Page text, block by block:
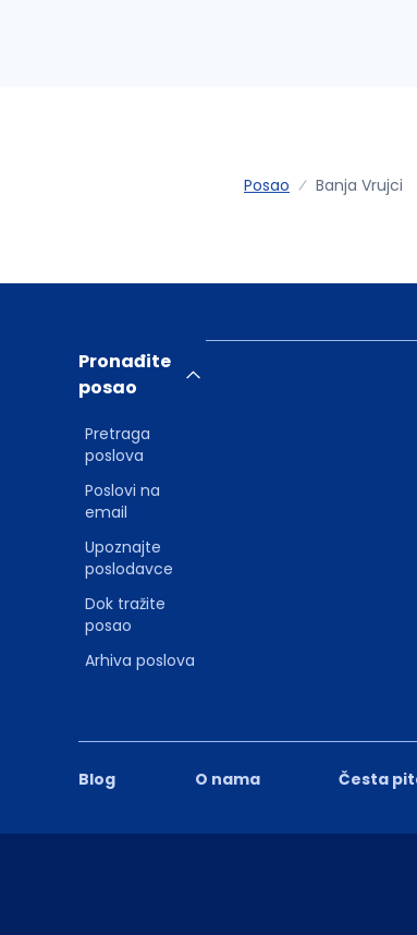
Posao Banja Vrujci
Blog O nama Česta
Pronađite
posao
Pretraga
poslova
Poslovi na
email
Upoznajte
poslodavce
Dok tražite
posao
Arhiva poslova